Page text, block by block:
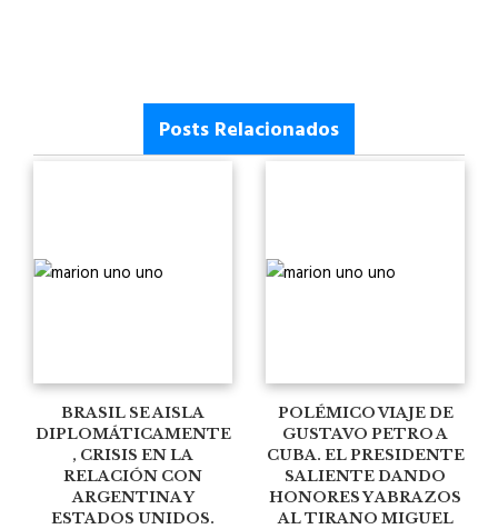
Posts Relacionados
BRASIL SE AISLA
DIPLOMÁTICAMENTE
, CRISIS EN LA
RELACIÓN CON
ARGENTINA Y
ESTADOS UNIDOS.
POLÉMICO VIAJE DE
GUSTAVO PETRO A
CUBA. EL PRESIDENTE
SALIENTE DANDO
HONORES Y ABRAZOS
AL TIRANO MIGUEL